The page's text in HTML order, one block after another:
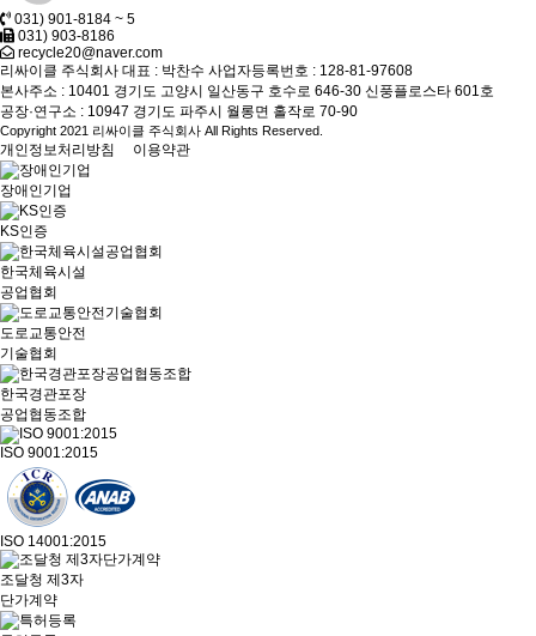
031) 901-8184 ~ 5
031) 903-8186
recycle20@naver.com
리싸이클 주식회사 대표 : 박찬수 사업자등록번호 : 128-81-97608
본사주소 : 10401 경기도 고양시 일산동구 호수로 646-30 신풍플로스타 601호
공장·연구소 : 10947 경기도 파주시 월롱면 홀작로 70-90
Copyright 2021 리싸이클 주식회사 All Rights Reserved.
개인정보처리방침 이용약관
장애인기업
KS인증
한국체육시설
공업협회
도로교통안전
기술협회
한국경관포장
공업협동조합
ISO 9001:2015
ISO 14001:2015
조달청 제3자
단가계약